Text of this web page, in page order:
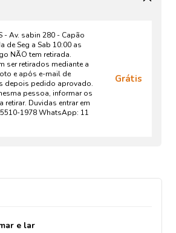
- Av. sabin 280 - Capão
de Seg a Sab 10:00 as
NÃO tem retirada.
ser retirados mediante a
e após e-mail de
depois pedido aprovado.
pessoa, informar os
retirar. Duvidas entrar em
1978 WhatsApp: 11
Grátis
e lar